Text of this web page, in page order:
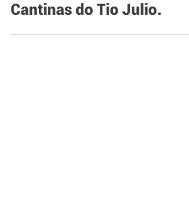
Nova promoção das
Cantinas do Tio Julio.